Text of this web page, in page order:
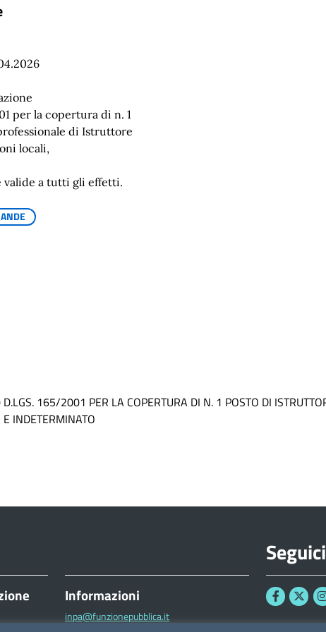
per la copertura di n. 1
di Istruttore
locali,
valide a tutti gli effetti.
165/2001 PER LA COPERTURA DI N. 1 POSTO DI
INDETERMINATO
Informazioni
inpa@funzionepubblica.it